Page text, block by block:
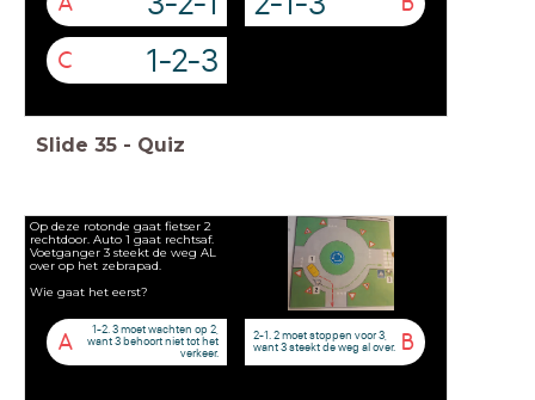
C 1-2-3
Slide 35 - Quiz
Op deze rotonde gaat fietser 2
rechtdoor. Auto 1 gaat rechtsaf.
Voetganger 3 steekt de weg AL
over op het zebrapad.
Wie gaat het eerst?
A
1-2. 3 moet wachten op 2,
want 3 behoort niet tot het
verkeer.
B
2-1. 2 moet stoppen voor 3,
want 3 steekt de weg al over.